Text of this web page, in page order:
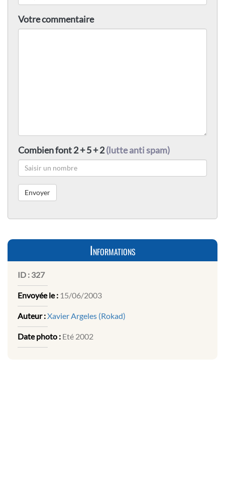
Votre commentaire
Combien font 2 + 5 + 2(lutte anti spam)
Informations
ID : 327
Envoyée le : 15/06/2003
Auteur :Xavier Argeles (Rokad)
Date photo : Eté 2002